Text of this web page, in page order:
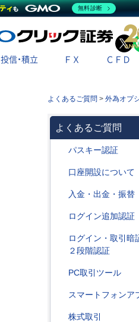
投信・積立 ＦＸ ＣＦＤ
よくあるご質問 > 外為オプ
よくあるご質問
パスキー認証
口座開設について
入金・出金・振替
ログイン追加認証
ログイン・取引暗
２段階認証
PC取引ツール
スマートフォンア
株式取引
無料診断